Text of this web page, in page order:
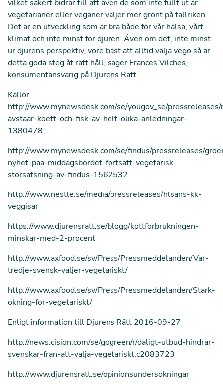
vilket säkert bidrar till att även de som inte fullt ut är
vegetarianer eller veganer väljer mer grönt på tallriken.
Det är en utveckling som är bra både för vår hälsa, vårt
klimat och inte minst för djuren. Även om det, inte minst
ur djurens perspektiv, vore bäst att alltid välja vego så är
detta goda steg åt rätt håll, säger Frances Vilches,
konsumentansvarig på Djurens Rätt.
Källor
http://www.mynewsdesk.com/se/yougov_se/
avstaar-koett-och-fisk-av-helt-olika-anledningar-
1380478
http://www.mynewsdesk.com/se/findus/pressreleases/
nyhet-paa-middagsbordet-fortsatt-vegetarisk-
storsatsning-av-findus-1562532
http://www.nestle.se/media/pressreleases/hlsans-kk-
veggisar
https://www.djurensratt.se/blogg/kottforbrukningen-
minskar-med-2-procent
http://www.axfood.se/sv/Press/Pressmeddelanden/Var-
tredje-svensk-valjer-vegetariskt/
http://www.axfood.se/sv/Press/Pressmeddelanden/Stark-
okning-for-vegetariskt/
Enligt information till Djurens Rätt 2016-09-27
http://news.cision.com/se/gogreen/r/daligt-utbud-hindrar-
svenskar-fran-att-valja-vegetariskt,c2083723
http://www.djurensratt.se/opinionsundersokningar